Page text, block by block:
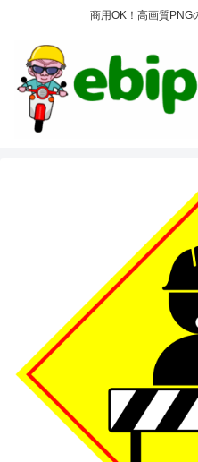
商用OK！高画質PNGのフ